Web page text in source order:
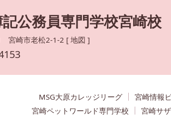
公務員専門学校宮崎校
宮崎市老松2-1-2 [地図 ]
MSG大原カレッジリーグ 宮崎情報
宮崎ペットワールド専門学校
宮崎サ